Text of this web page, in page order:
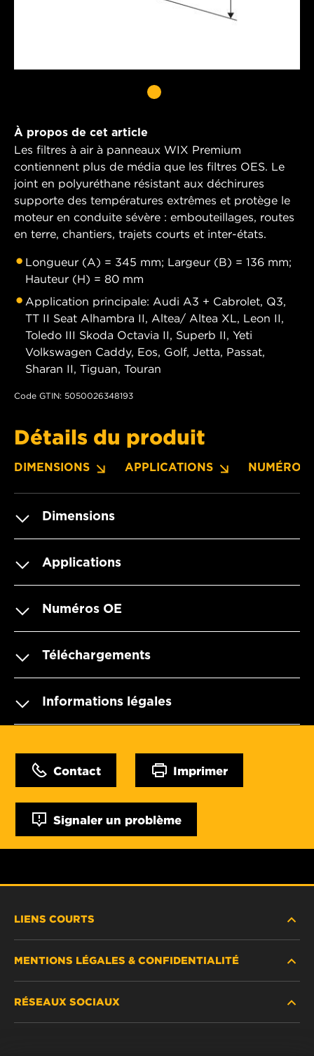
À propos de cet article
Les filtres à air à panneaux WIX Premium
contiennent plus de média que les filtres OES. Le
joint en polyuréthane résistant aux déchirures
supporte des températures extrêmes et protège le
moteur en conduite sévère : embouteillages, routes
en terre, chantiers, trajets courts et inter-états.
Longueur (A) = 345 mm; Largeur (B) = 136 mm;
Hauteur (H) = 80 mm
Application principale: Audi A3 + Cabrolet, Q3,
TT II Seat Alhambra II, Altea/ Altea XL, Leon II,
Toledo III Skoda Octavia II, Superb II, Yeti
Volkswagen Caddy, Eos, Golf, Jetta, Passat,
Sharan II, Tiguan, Touran
Code GTIN: 5050026348193
Détails du produit
DIMENSIONS APPLICATIONS NUMÉROS
Dimensions
Applications
Numéros OE
Téléchargements
Informations légales
Contact Imprimer
Signaler un problème
LIENS COURTS
OÙ ACHETER
MENTIONS LÉGALES & CONFIDENTIALITÉ
RÉSEAUX SOCIAUX